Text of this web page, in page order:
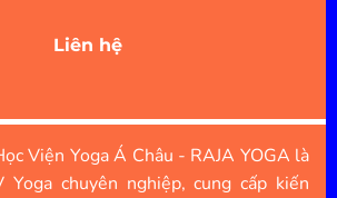
Liên hệ
Viện Yoga Á Châu - RAJA YOGA là
Yoga chuyên nghiệp, cung cấp kiến